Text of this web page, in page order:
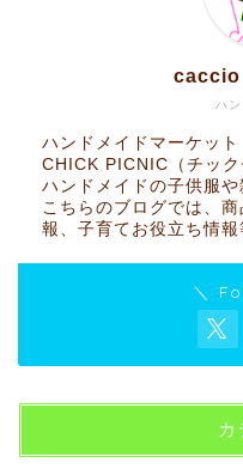
ハ
caccio
ハンドメイドマーケッ
CHICK PICNIC（チック
ハンドメイドの子供服や
こちらのブログでは、
報、子育てお役立ち情報
＼